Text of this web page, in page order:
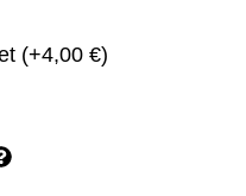
(+4,00 €)